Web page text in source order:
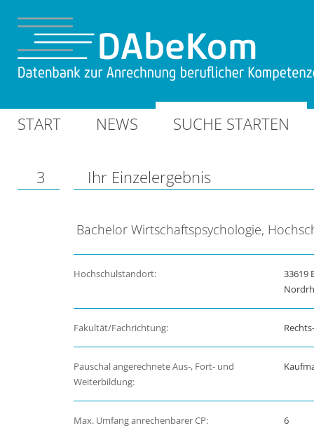
START NEWS SUCHE STARTEN
3 Ihr Einzelergebnis
Bachelor Wirtschaftspsychologie,
Hochschulstandort:
33619
Fakultät/Fachrichtung:
Pauschal angerechnete Aus-, Fort- und
Weiterbildung:
Max. Umfang anrechenbarer CP: 6